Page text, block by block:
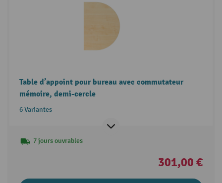
Table d’appoint pour bureau avec commutateur
mémoire, demi-cercle
6 Variantes
7 jours ouvrables
301,00 €